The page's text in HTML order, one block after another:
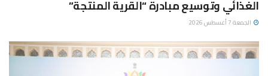
الغذائي وتوسيع مبادرة “القرية المنتجة”
الجمعة 7 أغسطس 2026